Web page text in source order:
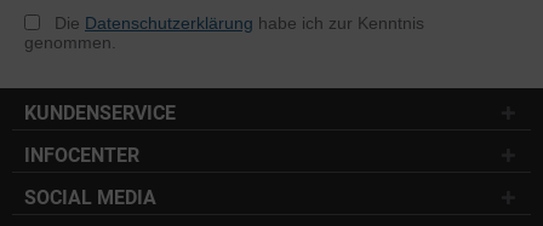
Die Datenschutzerklärung habe ich zur Kenntnis
genommen.
KUNDENSERVICE
INFOCENTER
SOCIAL MEDIA